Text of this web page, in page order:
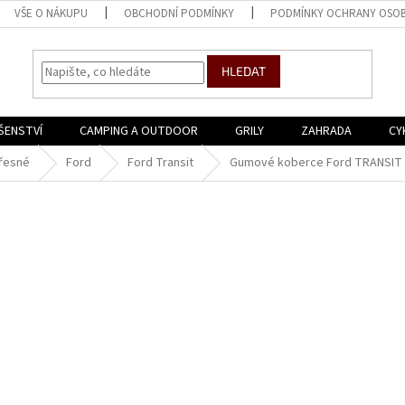
VŠE O NÁKUPU OBCHODNÍ PODMÍNKY PODMÍNKY OCHRANY
HLEDAT
CAMPING A OUTDOOR GRILY ZAHRADA
Ford Ford Transit Gumové koberce Ford TRANSIT